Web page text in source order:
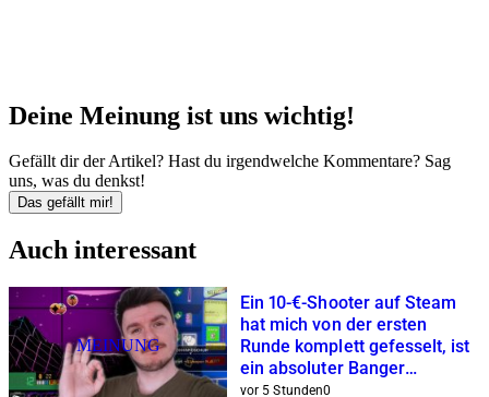
Deine Meinung ist uns wichtig!
Gefällt dir der Artikel? Hast du irgendwelche Kommentare? Sag
uns, was du denkst!
Das gefällt mir!
Auch interessant
MEINUNG
Ein 10-€-Shooter auf Steam
hat mich von der ersten
Runde komplett gefesselt, ist
ein absoluter Banger
mit Dopaminrausch-Garantie
vor 5 Stunden0